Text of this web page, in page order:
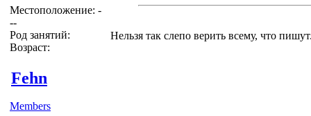
Местоположение: -
--
Род занятий:
Возраст:
Нельзя так слепо верить всему, что
Fehn
Members